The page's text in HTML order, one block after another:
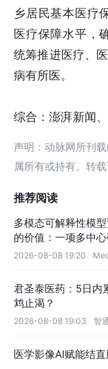
乡居民基本医疗
医疗保障水平，
统筹推进医疗、
病有所医。
综合：澎湃新闻
声明：动脉网所刊
属所有或持有。转
推荐阅读
多模态可解释性模
的价值：一项多中
2026-08-08 19:20
君圣泰医药：5日内
鸩止渴？
2026-08-08 19:03 智
医学影像AI赋能结